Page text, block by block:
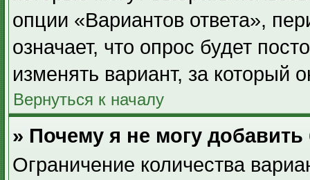
опции «Вариантов ответа»,
означает, что опрос будет
изменять вариант, за который
Вернуться к началу
» Почему я не могу
Ограничение количества